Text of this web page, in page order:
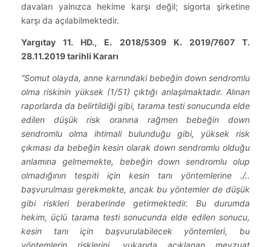
davaları yalnızca hekime karşı değil; sigorta şirketine
karşı da açılabilmektedir.
Yargıtay 11. HD., E. 2018/5309 K. 2019/7607 T.
28.11.2019 tarihli Kararı
“Somut olayda, anne karnındaki bebeğin down sendromlu
olma riskinin yüksek (1/51) çıktığı anlaşılmaktadır. Alınan
raporlarda da belirtildiği gibi, tarama testi sonucunda elde
edilen düşük risk oranına rağmen bebeğin down
sendromlu olma ihtimali bulunduğu gibi, yüksek risk
çıkması da bebeğin kesin olarak down sendromlu olduğu
anlamına gelmemekte, bebeğin down sendromlu olup
olmadığının tespiti için kesin tanı yöntemlerine ./..
başvurulması gerekmekte, ancak bu yöntemler de düşük
gibi riskleri beraberinde getirmektedir. Bu durumda
hekim, üçlü tarama testi sonucunda elde edilen sonucu,
kesin tanı için başvurulabilecek yöntemleri, bu
yöntemlerin risklerini, yukarıda açıklanan mevzuat